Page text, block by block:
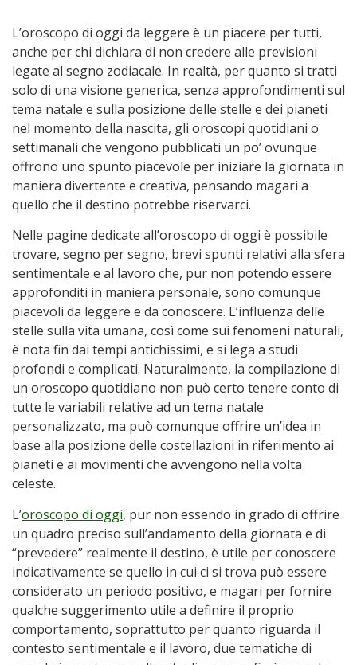
L’oroscopo di oggi da leggere è un piacere per tutti,
anche per chi dichiara di non credere alle previsioni
legate al segno zodiacale. In realtà, per quanto si tratti
solo di una visione generica, senza approfondimenti sul
tema natale e sulla posizione delle stelle e dei pianeti
nel momento della nascita, gli oroscopi quotidiani o
settimanali che vengono pubblicati un po’ ovunque
offrono uno spunto piacevole per iniziare la giornata in
maniera divertente e creativa, pensando magari a
quello che il destino potrebbe riservarci.
Nelle pagine dedicate all’oroscopo di oggi è possibile
trovare, segno per segno, brevi spunti relativi alla sfera
sentimentale e al lavoro che, pur non potendo essere
approfonditi in maniera personale, sono comunque
piacevoli da leggere e da conoscere. L’influenza delle
stelle sulla vita umana, così come sui fenomeni naturali,
è nota fin dai tempi antichissimi, e si lega a studi
profondi e complicati. Naturalmente, la compilazione di
un oroscopo quotidiano non può certo tenere conto di
tutte le variabili relative ad un tema natale
personalizzato, ma può comunque offrire un’idea in
base alla posizione delle costellazioni in riferimento ai
pianeti e ai movimenti che avvengono nella volta
celeste.
L’oroscopo di oggi, pur non essendo in grado di offrire
un quadro preciso sull’andamento della giornata e di
“prevedere” realmente il destino, è utile per conoscere
indicativamente se quello in cui ci si trova può essere
considerato un periodo positivo, e magari per fornire
qualche suggerimento utile a definire il proprio
comportamento, soprattutto per quanto riguarda il
contesto sentimentale e il lavoro, due tematiche di